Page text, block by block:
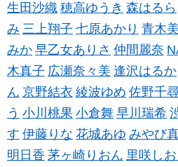
生田沙織 穂高ゆうき 森はるら
み 三上翔子 七原あかり 青木
みか 早乙女ありさ 仲間麗奈
木真子 広瀬奈々美 逢沢はるか
ん 京野結衣 綾波ゆめ 佐野千
う 小川桃果 小倉舞 早川瑞希
す 伊藤りな 花城あゆ みやび
明日香 茅ヶ崎りおん 里咲しお